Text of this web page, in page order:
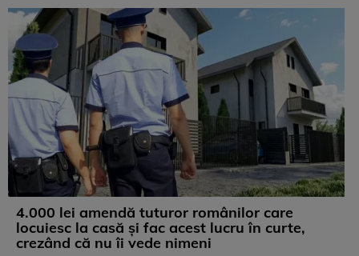
4.000 lei amendă tuturor românilor care
locuiesc la casă și fac acest lucru în curte,
crezând că nu îi vede nimeni